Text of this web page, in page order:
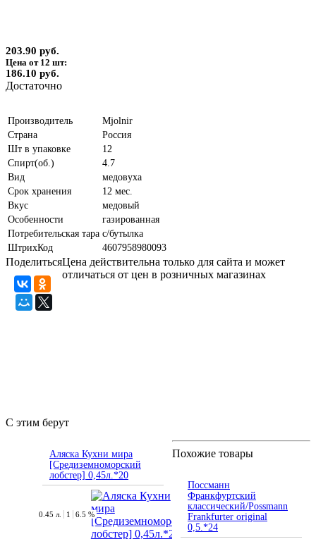
203.90 руб.
Цена от 12 шт:
186.10 руб.
Достаточно
Производитель
Mjolnir
Страна
Россия
Шт в упаковке
12
Спирт(об.)
4.7
Вид
медовуха
Срок хранения
12 мес.
Вкус
медовый
Особенности
газированная
Потребительская тара с/бутылка
ШтрихКод
4607958980093
ПоделитьсяЦена действительна только для сайта и может
отличаться от цен в розничных магазинах
С этим берут
Аляска Кухни мира
[Средиземноморский
лобстер] 0,45л.*20
0.45 л. 1 6.5 %
Похожие товары
Поссманн
Франкфуртский
классический/Possmann
Frankfurter original
0,5.*24